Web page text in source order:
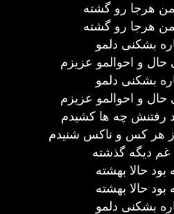
من هرجا رو گشته
من هرجا رو گشته
بشکنی دلمو
حال و احوالمو عزیزم
بشکنی دلمو
حال و احوالمو عزیزم
رفتنش چه ها کشیدم
هر کس و ناکس شنیدم
غم دیگه گذشته
بود حالا بهشته
بود حالا بهشته
بشکنی دلمو